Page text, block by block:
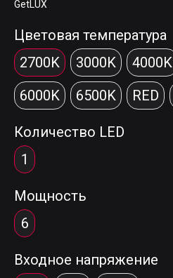
GetLUX
Цветовая температура
2700K
3000K 4000K
6000K
6500K RED
Количество LED
1
Мощность
6
Входное напряжение